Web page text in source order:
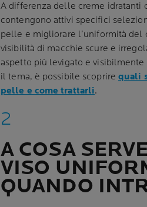
A differenza delle creme idratanti
contengono attivi specifici
pelle e migliorare l’uniformità del
visibilità di macchie scure e
aspetto più levigato e
il tema, è possibile scoprirequali
pelle e come trattarli.
A COSA
VISO
QUANDO